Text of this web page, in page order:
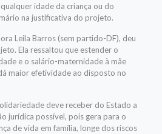
idade da criança ou do
na justificativa do projeto.
Leila Barros (sem partido-DF), deu
Ela ressaltou que estender o
e o salário-maternidade à mãe
maior efetividade ao disposto no
deve receber do Estado a
jurídica possível, pois gera para o
de vida em família, longe dos riscos